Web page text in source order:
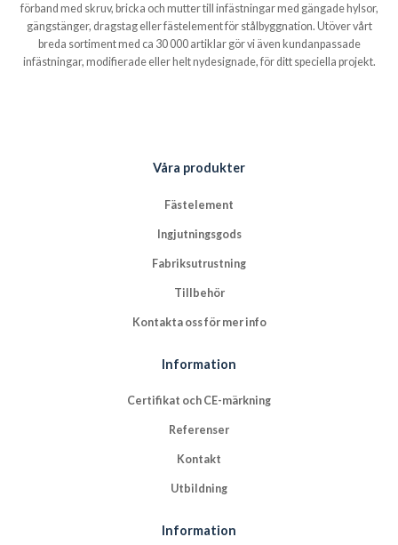
förband med skruv, bricka och mutter till infästningar med gängade hylsor,
gängstänger, dragstag eller fästelement för stålbyggnation. Utöver vårt
breda sortiment med ca 30 000 artiklar gör vi även kundanpassade
infästningar, modifierade eller helt nydesignade, för ditt speciella projekt.
Våra produkter
Fästelement
Ingjutningsgods
Fabriksutrustning
Tillbehör
Kontakta oss för mer info
Information
Certifikat och CE-märkning
Referenser
Kontakt
Utbildning
Information